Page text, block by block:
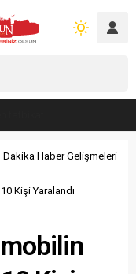
Haber Gelişmeleri
Kişi Yaralandı